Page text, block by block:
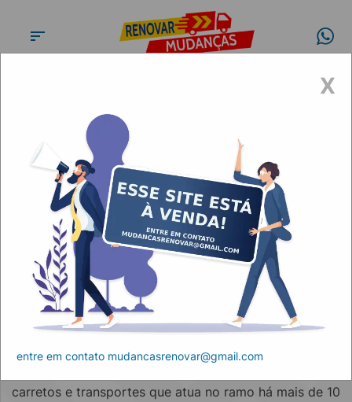
Conheça a
Renovar
Mudanças
carretos e transportes que atua no ramo há mais de 10
X
entre em contato mudancasrenovar@gmail.com